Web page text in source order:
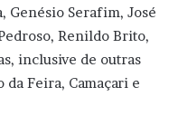
Genésio Serafim, José
Renildo Brito,
inclusive de outras
da Feira, Camaçari e